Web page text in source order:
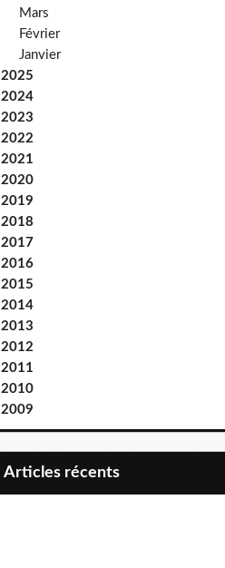
Mars
Février
Janvier
2025
2024
2023
2022
2021
2020
2019
2018
2017
2016
2015
2014
2013
2012
2011
2010
2009
articles récents